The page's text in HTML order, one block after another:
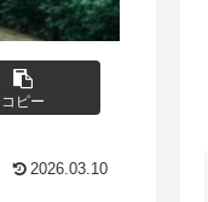
コピー
2026.03.10